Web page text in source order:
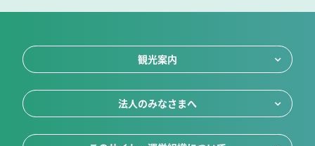
観光案内
法人のみなさまへ